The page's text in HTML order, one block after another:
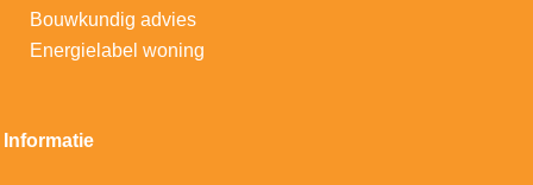
Bouwkundig advies
Energielabel woning
Informatie